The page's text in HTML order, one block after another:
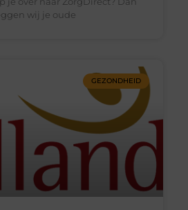
wij je oude
GEZONDHEID